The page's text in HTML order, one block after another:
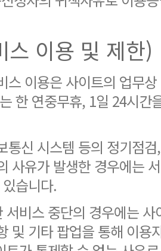
스 이용 및 제한)
스 이용은 사이트의 업무
한 연중무휴, 1일 24시간
통신 시스템 등의 정기점
사유가 발생한 경우에는
습니다.
서비스 중단의 경우에는 사
및 기타 팝업을 통해 이용